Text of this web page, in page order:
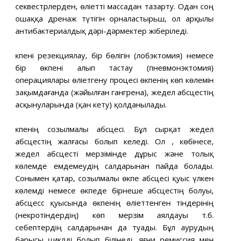
секвестрлерден, өліетті массадан тазарту. Одан соң
ошаққа дренаж түтігін орналастырьш, ол арқылы
антибактериалдық дәрі-дәрмектер жіберіледі.
Өкпені резекциялау, бір бөлігін (лобэктомия) немесе
бір өкпені алып тастау (пневмонэктомия)
операциялары өліетгену процесі өкпенің көп көлемін
зақымдағанда (жәйылған гангрена), жедел абсцестің
асқынуларында (қан кету) қолданылады.
Өкпенің созылмалы абсцесі. Бұл сырқат жедел
абсцестің жалғасы болып келеді. Ол , көбінесе,
жедел абсцесті мерзімінде дұрыс және толық
көлемде емдемеудің салдарынан пайда болады.
Сонымен қатар, созылмалы өкпе абсцесі қуыс үлкен
көлемді немесе өкпеде бірнеше абсцестің болуы,
абсцесс қуысында өкпенің өліеттенген тіндерінің
(некротіндердің) көп мерзім аялдауы т.б.
себептердің салдарынан да туады. Бұл аурудың